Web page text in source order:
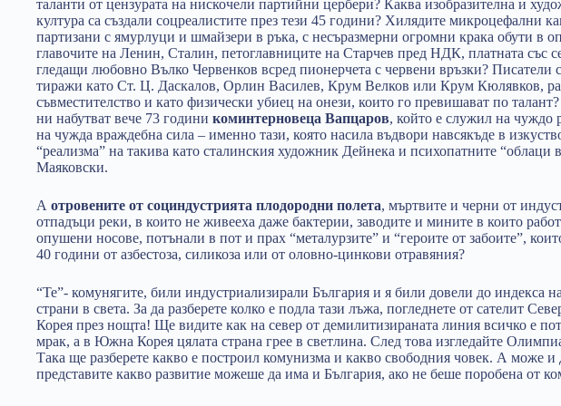
таланти от цензурата на нискочели партийни цербери? Каква изобразителна и
култура са създали соцреалистите през тези 45 години? Хилядите микроцефални
партизани с ямурлуци и шмайзери в ръка, с несъразмерни огромни крака обути в
главочите на Ленин, Сталин, петоглавниците на Старчев пред НДК, платната със
гледащи любовно Вълко Червенков всред пионерчета с червени връзки? Писатели
тиражи като Ст. Ц. Даскалов, Орлин Василев, Крум Велков или Крум Кюлявков,
съвместителство и като физически убиец на онези, които го превишават по
ни набутват вече 73 години коминтерновеца Вапцаров, който е служил на чуждо
на чужда враждебна сила – именно тази, която насила въдвори навсякъде в
“реализма” на такива като сталинския художник Дейнека и психопатните “облаци
Маяковски.
А отровените от социндустрията плодородни полета, мъртвите и черни от
отпадъци реки, в които не живееха даже бактерии, заводите и мините в които
опушени носове, потънали в пот и прах “металурзите” и “героите от забоите”,
40 години от азбестоза, силикоза или от оловно-цинкови отравяния?
“Те”- комунягите, били индустриализирали България и я били довели до индекса
страни в света. За да разберете колко е подла тази лъжа, погледнете от сателит
Корея през нощта! Ще видите как на север от демилитизираната линия всичко е
мрак, а в Южна Корея цялата страна грее в светлина. След това изгледайте
Така ще разберете какво е построил комунизма и какво свободния човек. А може и
представите какво развитие можеше да има и България, ако не беше поробена от